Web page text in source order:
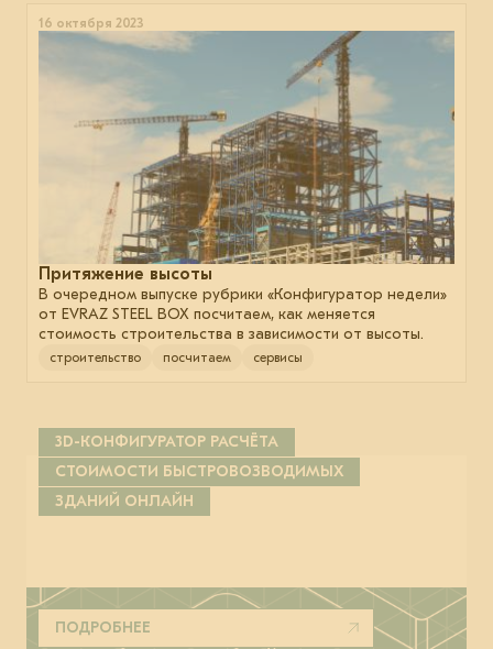
16 октября 2023
Притяжение высоты
В очередном выпуске рубрики «Конфигуратор недели»
от EVRAZ STEEL BOX посчитаем, как меняется
стоимость строительства в зависимости от высоты.
строительство посчитаем сервисы
3D-КОНФИГУРАТОР РАСЧЁТА
СТОИМОСТИ БЫСТРОВОЗВОДИМЫХ
ЗДАНИЙ ОНЛАЙН
ПОДРОБНЕЕ